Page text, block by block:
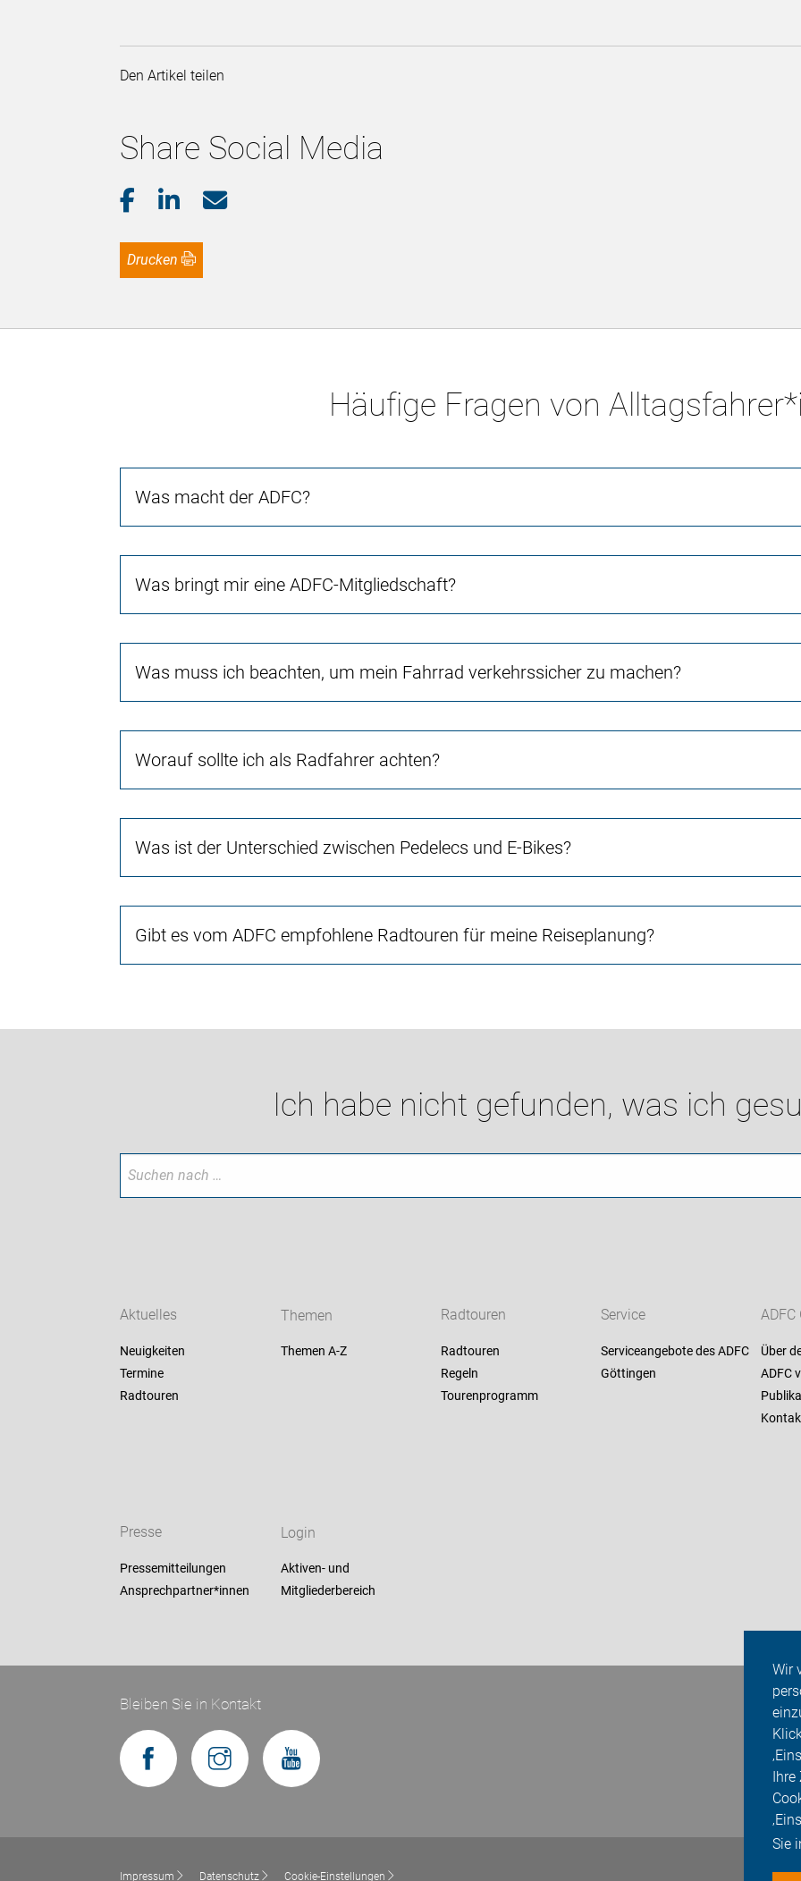
Wir
Ihre
Sie
Den Artikel teilen
Share Social Media
Drucken
Häufige Fragen von
Was macht der ADFC?
Was bringt mir eine ADFC-Mitgliedschaft?
Was muss ich beachten, um mein Fahrrad verkehrssicher zu machen?
Worauf sollte ich als Radfahrer achten?
Was ist der Unterschied zwischen Pedelecs und E-Bikes?
Gibt es vom ADFC empfohlene Radtouren für meine Reiseplanung?
Ich habe nicht gefunden, was ich
Aktuelles
Neuigkeiten
Termine
Radtouren
Themen
Themen A-Z
Radtouren
Radtouren
Regeln
Tourenprogramm
Service
Serviceangebote des ADFC
Göttingen
Über
ADFC
Presse
Pressemitteilungen
Ansprechpartner*innen
Login
Aktiven- und
Mitgliederbereich
Bleiben Sie in Kontakt
Impressum Datenschutz Cookie-Einstellungen